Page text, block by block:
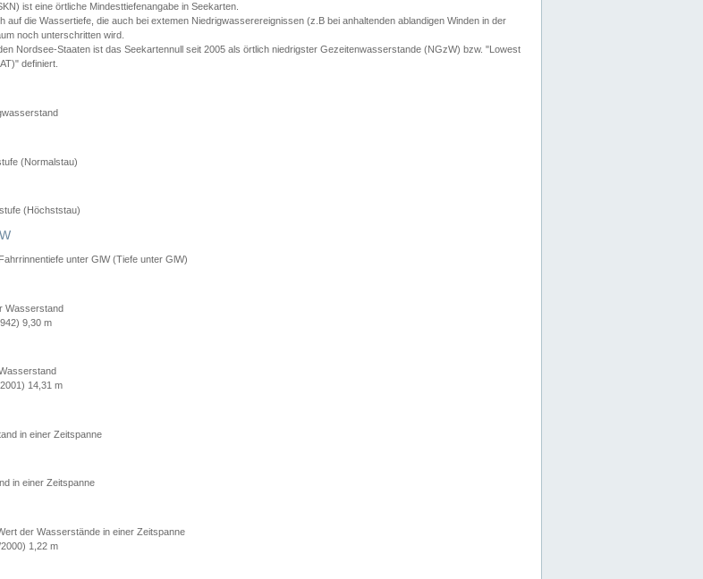
ist eine örtliche Mindesttiefenangabe in Seekarten.
auf die Wassertiefe, die auch bei extemen Niedrigwasserereignissen (z.B bei anhaltenden ablandigen Winden in der
noch unterschritten wird.
Nordsee-Staaten ist das Seekartennull seit 2005 als örtlich niedrigster Gezeitenwasserstande (NGzW) bzw. "Lowest
definiert.
(Normalstau)
(Höchststau)
unter GlW (Tiefe unter GlW)
Wasserstand
9,30 m
14,31 m
in einer Zeitspanne
in einer Zeitspanne
der Wasserstände in einer Zeitspanne
1,22 m